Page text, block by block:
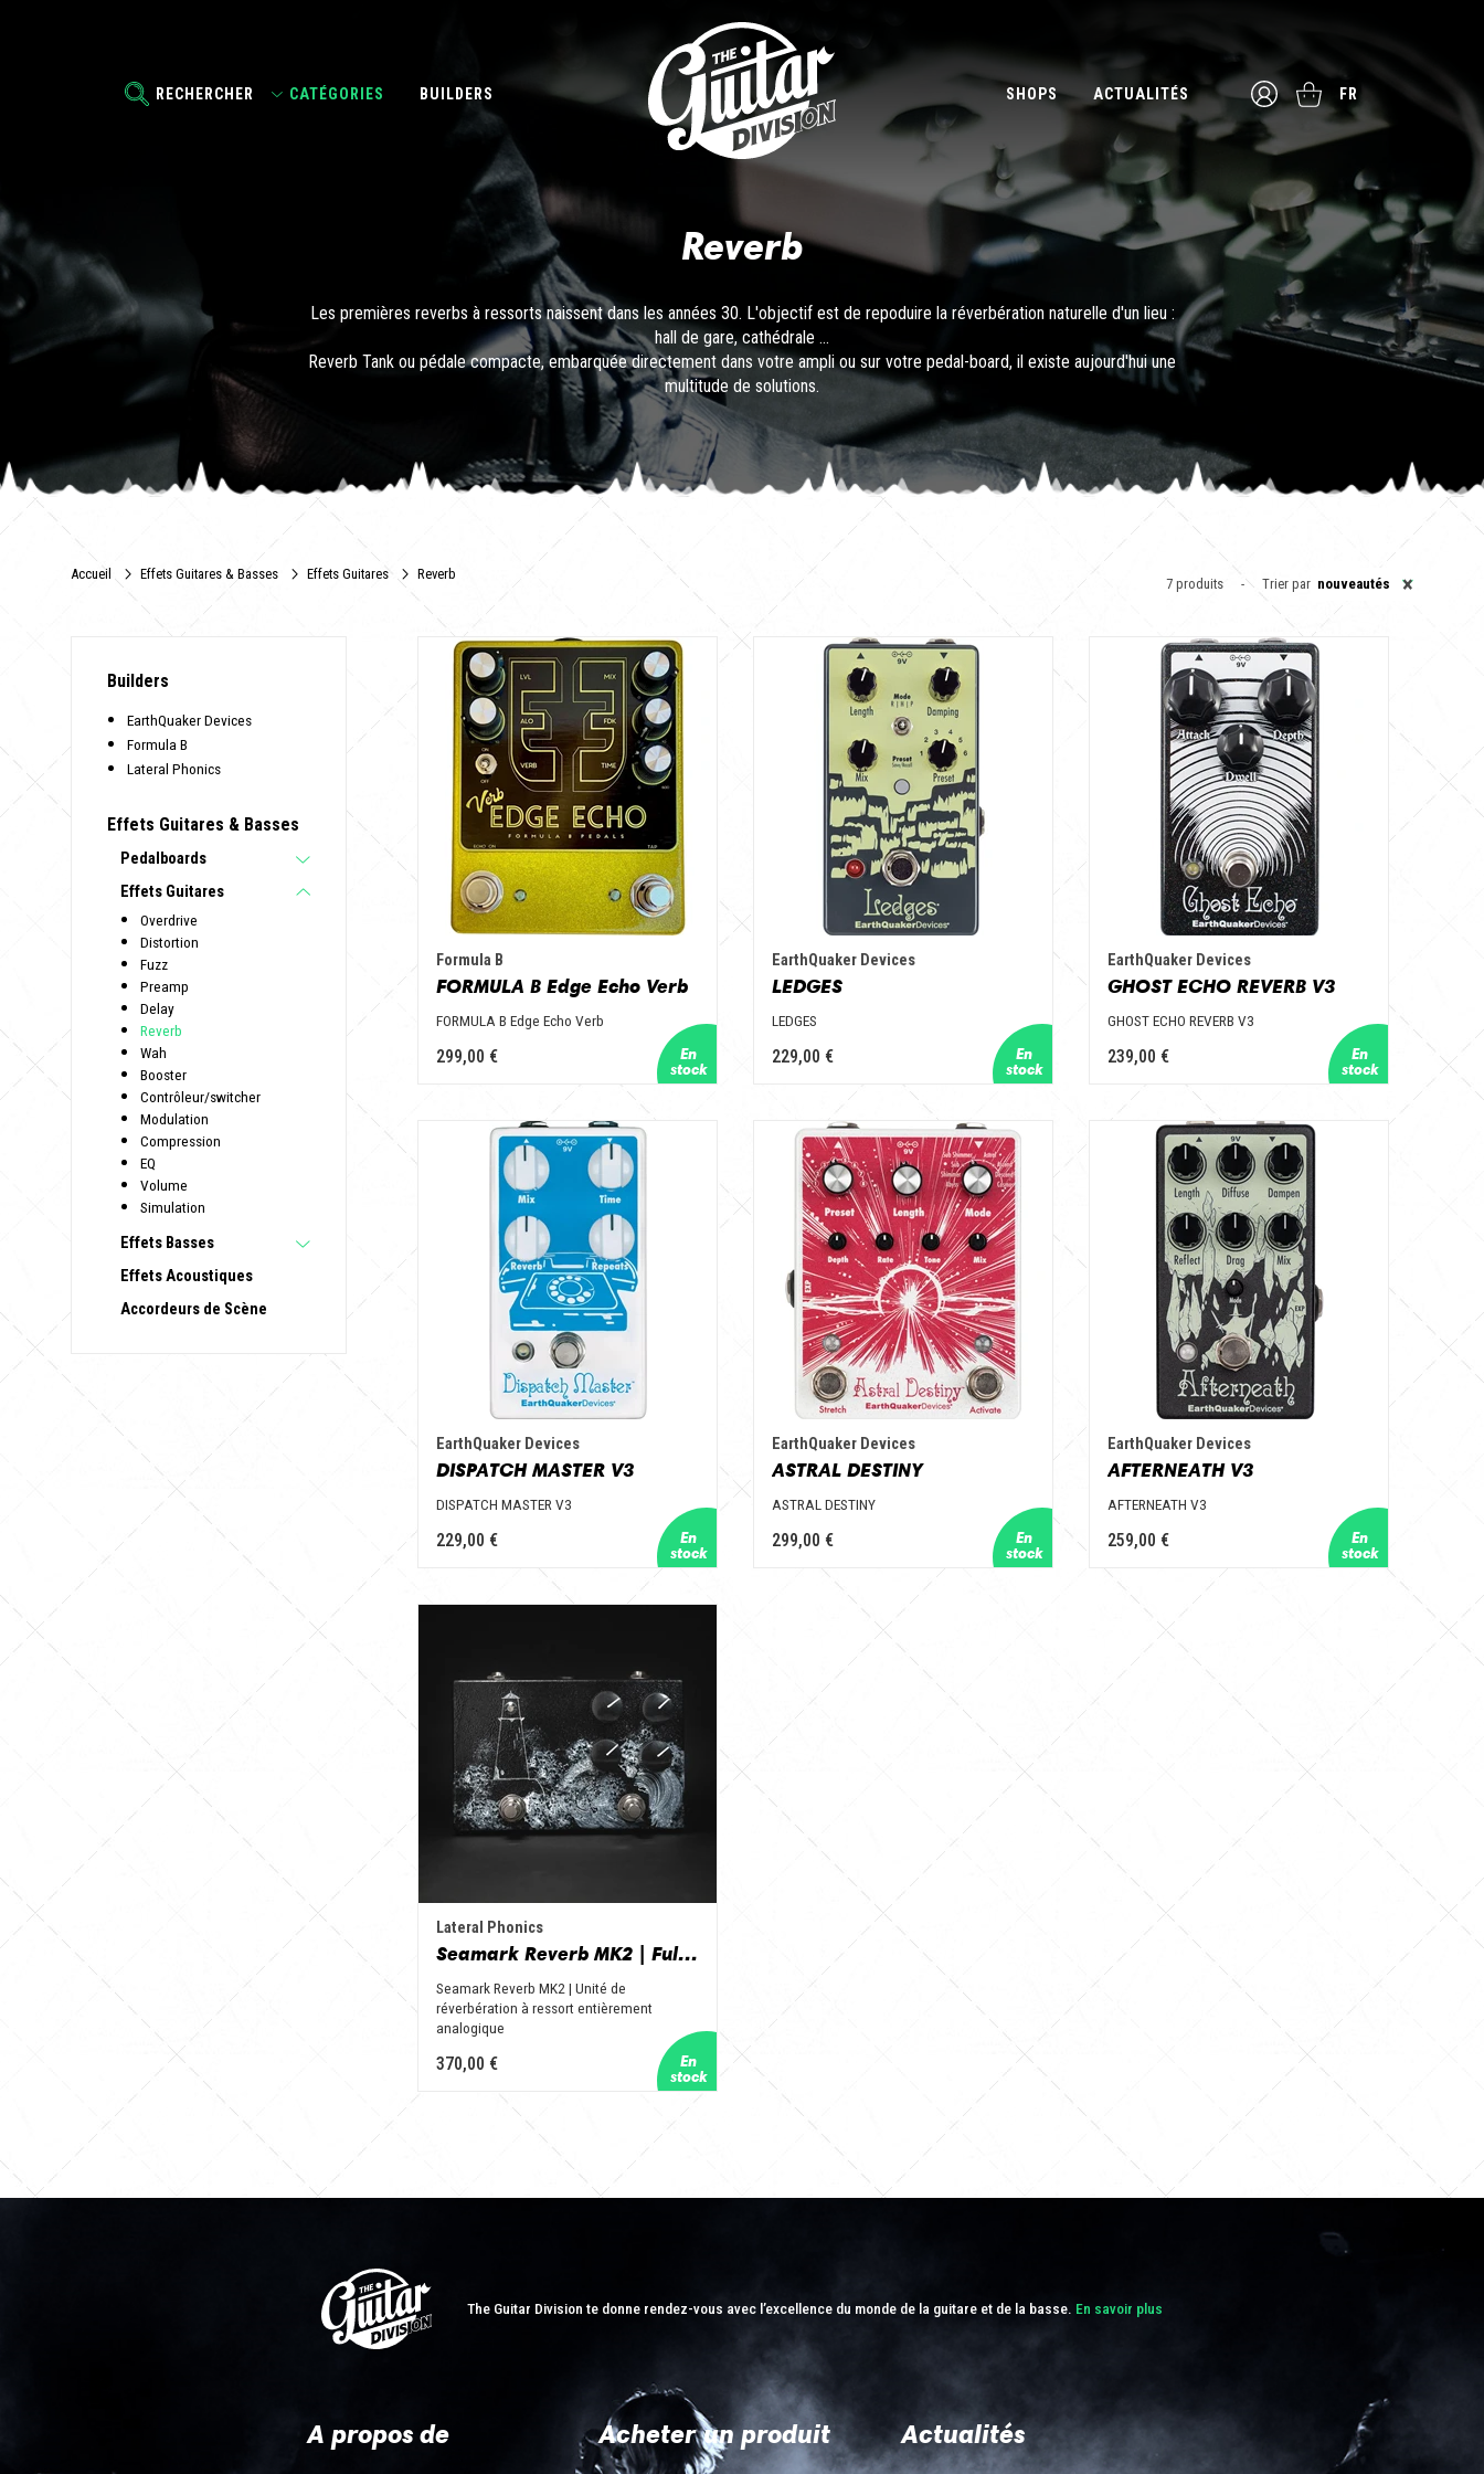
RECHERCHER CATÉGORIES BUILDERS SHOPS ACTUALITÉS FR
Reverb
Les premières reverbs à ressorts naissent dans les années 30. L'objectif est de repoduire la réverbération naturelle d'un lieu :
hall de gare, cathédrale ...
Reverb Tank ou pédale compacte, embarquée directement dans votre ampli ou sur votre pedal-board, il existe aujourd'hui une
multitude de solutions.
Accueil Effets Guitares & Basses Effets Guitares Reverb
7 produits Trier par ×
nouveautés
Builders
EarthQuaker Devices
Formula B
Lateral Phonics
Effets Guitares & Basses
Pedalboards
Effets Guitares
Overdrive
Distortion
Fuzz
Preamp
Delay
Reverb
Wah
Booster
Contrôleur/switcher
Modulation
Compression
EQ
Volume
Simulation
Effets Basses
Effets Acoustiques
Accordeurs de Scène
Formula B
FORMULA B Edge Echo Verb
FORMULA B Edge Echo Verb
299,00 €
EarthQuaker Devices
LEDGES
LEDGES
229,00 €
EarthQuaker Devices
GHOST ECHO REVERB V3
GHOST ECHO REVERB V3
239,00 €
EarthQuaker Devices
DISPATCH MASTER V3
DISPATCH MASTER V3
229,00 €
EarthQuaker Devices
ASTRAL DESTINY
ASTRAL DESTINY
299,00 €
EarthQuaker Devices
AFTERNEATH V3
AFTERNEATH V3
259,00 €
Lateral Phonics
Seamark Reverb MK2 | Fully Analog True Spring Reverb Unit
Seamark Reverb MK2 | Unité de
réverbération à ressort entièrement
analogique
370,00 €
The Guitar Division te donne rendez-vous avec l’excellence du monde de la guitare et de la basse. En savoir plus
A propos de Acheter un produit Actualités